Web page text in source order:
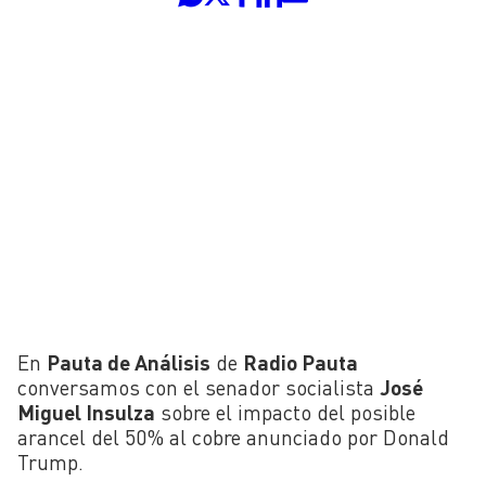
En Pauta de Análisis de Radio Pauta
conversamos con el senador socialista José
Miguel Insulza sobre el impacto del posible
arancel del 50% al cobre anunciado por Donald
Trump.